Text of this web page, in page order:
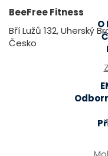
BeeFree Fitness
Bří Lužů 132, Uherský
Česko
O